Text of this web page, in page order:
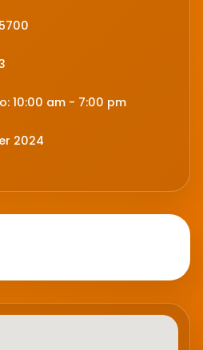
10:00 am - 7:00 pm
2024